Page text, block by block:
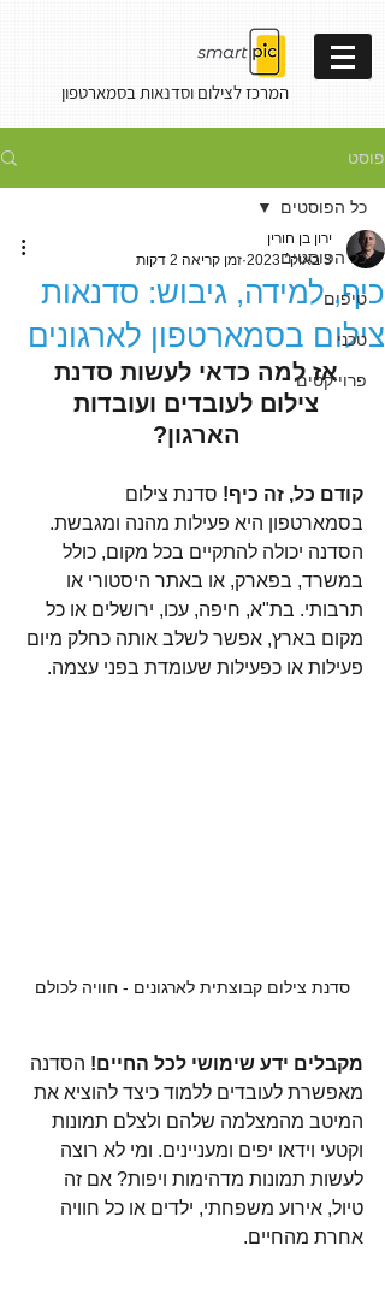
המרכז לצילום וסדנאותבסמארטפון
פוסט
כל הפוסטים
טיפים
טכני
פרוייקטים
כל הפוסטים
כיף, למידה, גיבוש: סדנאות
צילום בסמארטפון לארגונים
ירון בן חורין
3 באוק׳ 2023
זמן קריאה 2 דקות
אז למה כדאי לעשות סדנת
צילום לעובדים ועובדות
הארגון?
קודם כל, זה כיף! סדנת צילום
בסמארטפון היא פעילות מהנה ומגבשת.
הסדנה יכולה להתקיים בכל מקום, כולל
במשרד, בפארק, או באתר היסטורי או
תרבותי. בת"א, חיפה, עכו, ירושלים או כל
מקום בארץ, אפשר לשלב אותה כחלק מיום
פעילות או כפעילות שעומדת בפני עצמה.
סדנת צילום קבוצתית לארגונים - חוויה לכולם
מקבלים ידע שימושי לכל החיים! הסדנה
מאפשרת לעובדים ללמוד כיצד להוציא את
המיטב מהמצלמה שלהם ולצלם תמונות
וקטעי וידאו יפים ומעניינים. ומי לא רוצה
לעשות תמונות מדהימות ויפות? אם זה
טיול, אירוע משפחתי, ילדים או כל חוויה
אחרת מהחיים.